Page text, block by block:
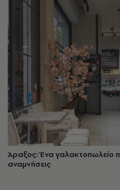
Άραξος: Ένα γαλακτοπωλείο
αναμνήσεις